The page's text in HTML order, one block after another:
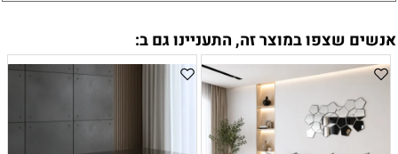
אנשים שצפו במוצר זה, התעניינו גם ב: